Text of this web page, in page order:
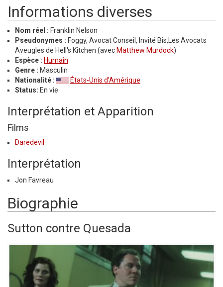
Informations diverses
Nom réel : Franklin Nelson
Pseudonymes : Foggy, Avocat Conseil, Invité Bis,Les Avocats
Aveugles de Hell's Kitchen (avec Matthew Murdock)
Espèce : Humain
Genre : Masculin
Nationalité :
États-Unis d'Amérique
Status: En vie
Interprétation et Apparition
Films
Daredevil
Interprétation
Jon Favreau
Biographie
Sutton contre Quesada